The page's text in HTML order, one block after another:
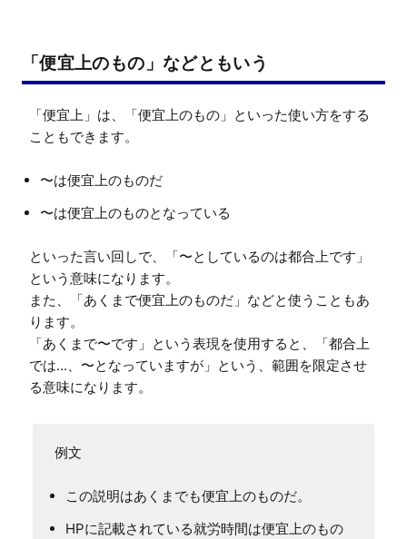
「便宜上のもの」などともいう
「便宜上」は、「便宜上のもの」といった使い方をする
〜は便宜上のものだ
〜は便宜上のものとなっている
といった言い回しで、「〜としているのは都合上です」
という意味になります。
また、「あくまで便宜上のものだ」などと使うこともあ
ります。
「あくまで〜です」という表現を使用すると、「都合上
では...、〜となっていますが」という、範囲を限定させ
この説明はあくまでも便宜上のものだ。
HPに記載されている就労時間は便宜上のもの